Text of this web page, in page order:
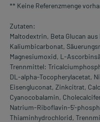
** Keine Referenzmenge
Zutaten:
Maltodextrin, Beta Glucan aus
Kaliumbicarbonat,
Magnesiumoxid, L-
Trennmittel:
DL-alpha-Tocopherylacetat,
Eisengluconat, Zinkcitrat,
Cyanocobalamin,
Natrium-Riboflavin-5'-
Thiaminhydrochlorid,